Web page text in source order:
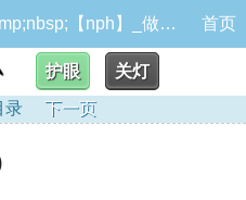
提线木偶&amp;nbsp;&amp;nbsp;【nph】_做饭笔记 首页
护眼
关灯
录 下一页